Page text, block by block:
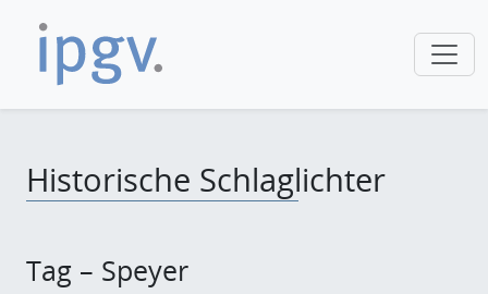
Historische Schlaglichter
Tag – Speyer